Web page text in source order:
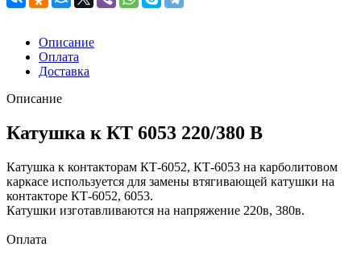
Описание
Оплата
Доставка
Описание
Катушка к КТ 6053 220/380 В
Катушка к контакторам КТ-6052, КТ-6053 на карболитовом
каркасе используется для замены втягивающей катушки на
контакторе КТ-6052, 6053.
Катушки изготавливаются на напряжение 220в, 380в.
Оплата